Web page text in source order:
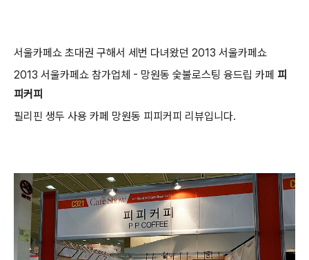
서울카페쇼 초대권 구해서 세번 다녀왔던 2013 서울카페쇼
2013 서울카페쇼 참가업체 - 망원동 숯불로스팅 융드립 카페 피
피커피
필리핀 생두 사용 카페 망원동 피피커피 리뷰입니다.